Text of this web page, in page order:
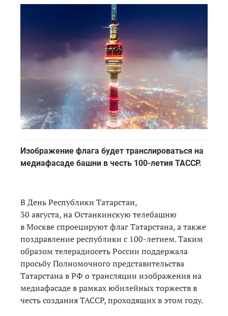
Изображение флага будет транслироваться на
медиафасаде башни в честь 100-летия ТАССР.
В День Республики Татарстан,
30 августа, на Останкинскую телебашню
в Москве спроецируют флаг Татарстана, а также
поздравление республики с 100-летием. Таким
образом телерадиосеть России поддержала
просьбу Полномочного представительства
Татарстана в РФ о трансляции изображения на
медиафасаде в рамках юбилейных торжеств в
честь создания ТАССР, проходящих в этом году.